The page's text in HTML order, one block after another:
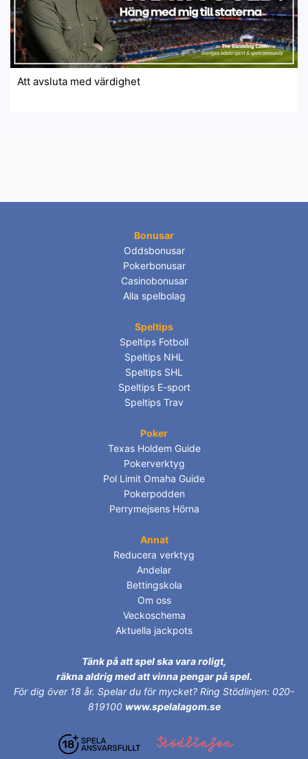
Att avsluta med värdighet
Bonusar
Oddsbonusar
Pokerbonusar
Casinobonusar
Alla spelbolag
Speltips
Speltips Fotboll
Speltips NHL
Speltips SHL
Speltips E-sport
Speltips Trav
Poker
Texas Holdem Guide
Pokerverktyg
Pol Limit Omaha Guide
Pokerpodden
Perrymejsens Hörna
Annat
Reducera verktyg
Andelar
Bettingskola
Om oss
Veckoschema
Aktuella jackpots
Tänk på att spel ska vara roligt,
räkna aldrig med att vinna pengar på spel.
För dig över 18 år. Spelar du för mycket? Ring Stödlinjen: 020-
819100 www.spelalagom.se